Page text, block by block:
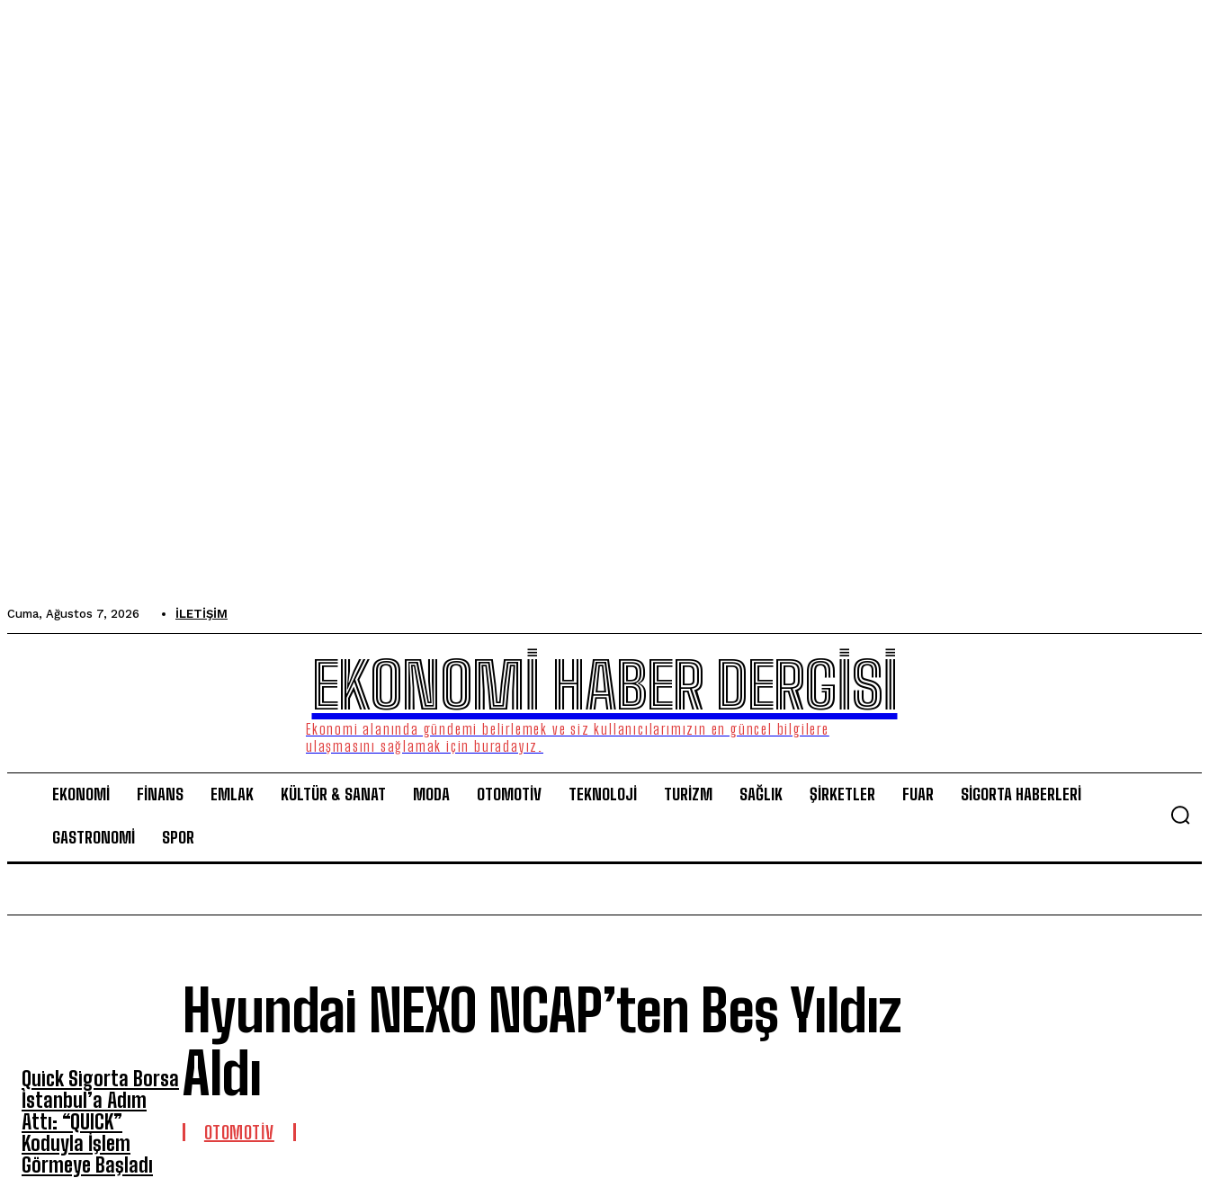
Cuma, Ağustos 7, 2026 İLETIŞIM
EKONOMİ HABER DERGİSİ
Ekonomi alanında gündemi belirlemek ve siz kullanıcılarımızın en güncel bilgilere
ulaşmasını sağlamak için buradayız.
EKONOMİ FİNANS EMLAK KÜLTÜR & SANAT MODA OTOMOTİV TEKNOLOJİ TURİZM SAĞLIK ŞİRKETLER FUAR SİGORTA HABERLERİ
GASTRONOMİ SPOR
Quick Sigorta Borsa
İstanbul’a Adım
Attı: “QUICK”
Koduyla İşlem
Görmeye Başladı
Hyundai NEXO NCAP’ten Beş Yıldız
Aldı
OTOMOTİV